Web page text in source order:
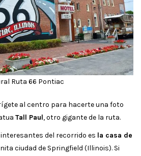
Ruta 66 Pontiac
al centro para hacerte una foto
Tall Paul, otro gigante de la ruta.
del recorrido es la casa de
ciudad de Springfield (Illinois). Si